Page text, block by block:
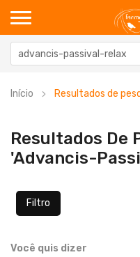
Início Resultados de
Resultados De
'advancis-
Filtro
Você quis dizer